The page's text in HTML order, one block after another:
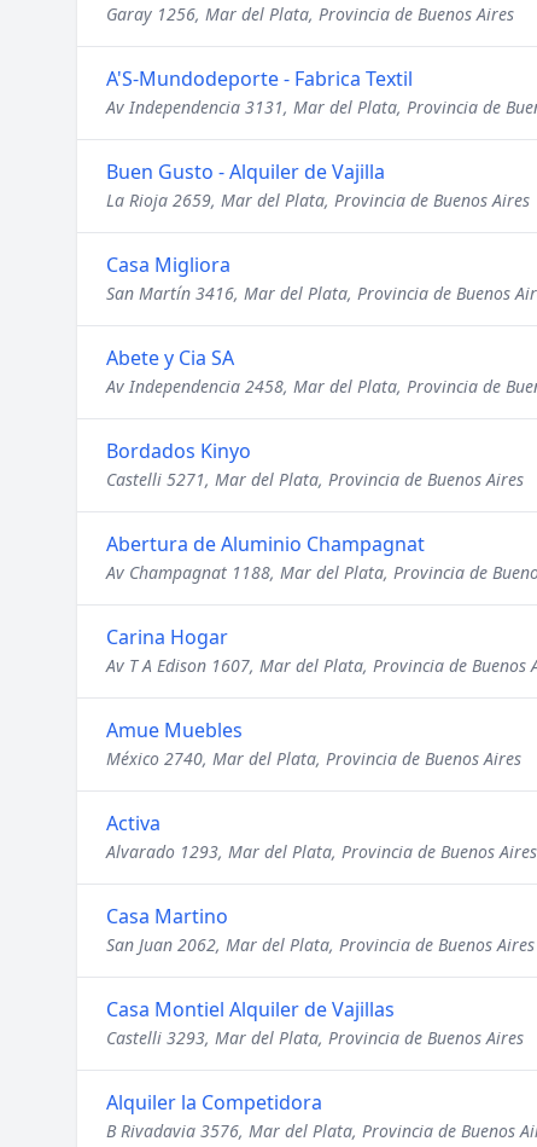
Garay 1256, Mar del Plata, Provincia de Buenos Aires
A'S-Mundodeporte - Fabrica Textil
Av Independencia 3131, Mar del Plata, Provincia de
Buen Gusto - Alquiler de Vajilla
La Rioja 2659, Mar del Plata, Provincia de Buenos Aires
Casa Migliora
San Martín 3416, Mar del Plata, Provincia de Buenos
Abete y Cia SA
Av Independencia 2458, Mar del Plata, Provincia de
Bordados Kinyo
Castelli 5271, Mar del Plata, Provincia de Buenos Aires
Abertura de Aluminio Champagnat
Av Champagnat 1188, Mar del Plata, Provincia de
Carina Hogar
Av T A Edison 1607, Mar del Plata, Provincia de Buenos
Amue Muebles
México 2740, Mar del Plata, Provincia de Buenos Aires
Activa
Alvarado 1293, Mar del Plata, Provincia de Buenos Aires
Casa Martino
San Juan 2062, Mar del Plata, Provincia de Buenos Aires
Casa Montiel Alquiler de Vajillas
Castelli 3293, Mar del Plata, Provincia de Buenos Aires
Alquiler la Competidora
B Rivadavia 3576, Mar del Plata, Provincia de Buenos